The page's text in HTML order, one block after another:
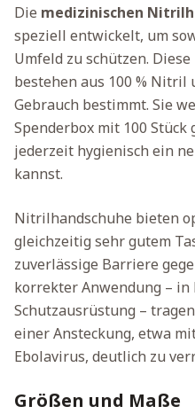
Die medizinischen
speziell entwickelt, um
Umfeld zu schützen.
bestehen aus 100 %
Gebrauch bestimmt. Sie
Spenderbox mit 100 Stück
jederzeit hygienisch ein
kannst.
Nitrilhandschuhe bieten
gleichzeitig sehr gutem
zuverlässige Barriere
korrekter Anwendung –
Schutzausrüstung –
einer Ansteckung, etwa
Ebolavirus, deutlich zu
Größen und Maße